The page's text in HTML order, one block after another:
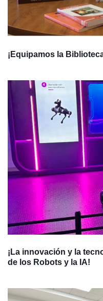
¡Equipamos la
¡La innovación y la
de los Robots y la IA!